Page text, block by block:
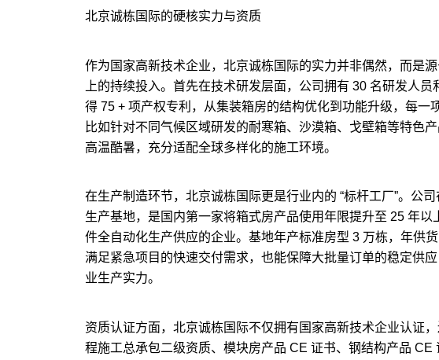
北京诚栋国际的硬核实力与资质
作为国家高新技术企业，北京诚栋国际的实力并非偶然，而是
上的持续投入。首先在技术研发层面，公司拥有 30 名研发人
得 75 + 项产权专利，从集装箱房的结构优化到功能升级，每
比如针对不同气候区域研发的耐寒箱、沙漠箱、戈壁箱等特色
高温酷暑，充分适配全球多样化的施工环境。
在生产制造环节，北京诚栋国际更是行业内的 “标杆工厂”。公
生产基地，是国内第一家将箱式房产品使用年限提升至 25 年
件全自动化生产供应的企业。基地年产标准房型 3 万栋，年供
满足紧急项目的快速交付需求，也能保障大批量订单的稳定供
业生产实力。
资质认证方面，北京诚栋国际不仅拥有国家高新技术企业认证
程施工总承包二级资质、模块房产品 CE 证书、钢结构产品